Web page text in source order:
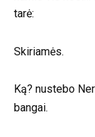
tarė:
Skiriamės.
Ką? nustebo
bangai.